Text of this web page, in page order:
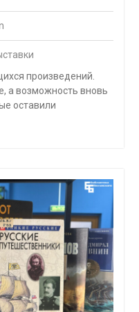
произведений.
а возможность вновь
оставили